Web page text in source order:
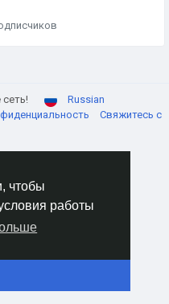
чтобы
работы
Russian
Свяжитесь с